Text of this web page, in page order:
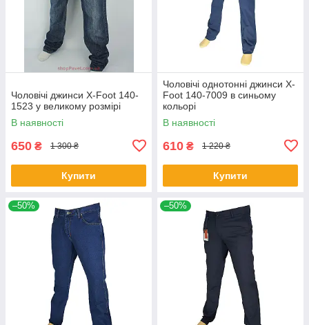
Чоловічі джинси X-Foot 140-
1523 у великому розмірі
В наявності
650 ₴ 1 300 ₴
Купити
Чоловічі однотонні джинси X-
Foot 140-7009 в синьому
кольорі
В наявності
610 ₴ 1 220 ₴
Купити
–50% –50%